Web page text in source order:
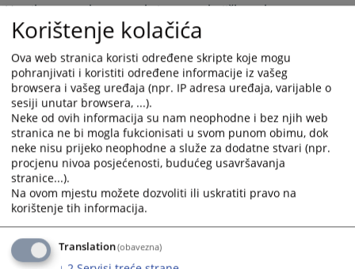
U prilogu su obrazac zahtjeva za uknjižbu, obrazac za
izdavanje zk izvadka, uvjerenja ili potvrde.
Sudska taksa može se platiti u računovodstvu suda ili putem
žiro-računa:
Žiro račun: 1011 4000 7822 6394
Vrsta prihoda: 722221
Budžetska organizacija: 1503001
Primalac Bosansko-podrinjski kanton Goražde
9194 PREGLEDA
Korištenje kolačića
Ova web stranica koristi određene skripte koje mogu
pohranjivati i koristiti određene informacije iz vašeg
browsera i vašeg uređaja (npr. IP adresa uređaja, varijable o
sesiji unutar browsera, ...).
Neke od ovih informacija su nam neophodne i bez njih web
stranica ne bi mogla fukcionisati u svom punom obimu, dok
neke nisu prijeko neophodne a služe za dodatne stvari (npr.
procjenu nivoa posjećenosti, budućeg usavršavanja
stranice...).
Na ovom mjestu možete dozvoliti ili uskratiti pravo na
korištenje tih informacija.
Translation(obavezna)